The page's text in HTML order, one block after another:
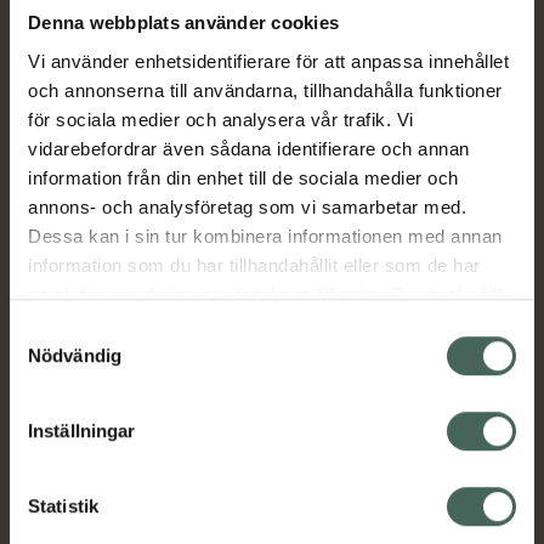
Denna webbplats använder cookies
Vi använder enhetsidentifierare för att anpassa innehållet
och annonserna till användarna, tillhandahålla funktioner
för sociala medier och analysera vår trafik. Vi
vidarebefordrar även sådana identifierare och annan
information från din enhet till de sociala medier och
annons- och analysföretag som vi samarbetar med.
Dessa kan i sin tur kombinera informationen med annan
information som du har tillhandahållit eller som de har
samlat in när du har använt deras tjänster. Samtycke till
återkalla ditt samtycke via webbplatsens
cookieinställningar. Ett återkallat samtycke påverkar inte
lagligheten av behandling som skett innan återkallelsen.
Nödvändig
Inställningar
Statistik
Reflux är återflödet av syra från magsäcken
smärtsam. Detta kan orsaka symtom såsom
smärtsam brännande känsla i bröstet som
stiger upp mot halsen (halsbränna) och en sur
smak i munnen (sura uppstötningar).
Det kan vara nödvändigt att ta tabletterna i
2–3 dagar i rad för att uppnå symtomlindring.
Kategorier:
Visa